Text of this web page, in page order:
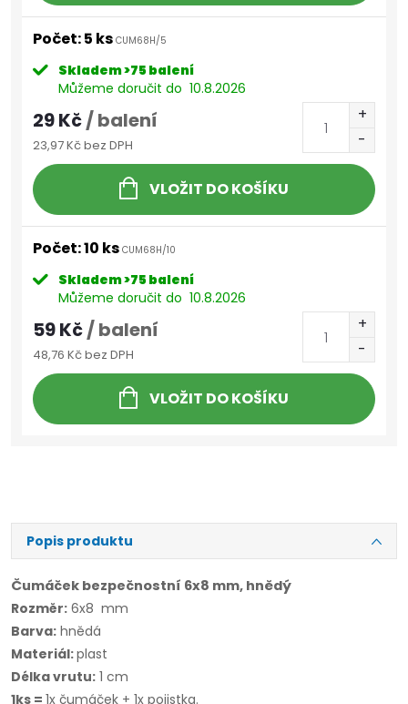
Počet: 5 ks CUM68H/5
Skladem>75 balení
Můžeme doručit do 10.8.2026
29 Kč/ balení
23,97 Kč bez DPH
VLOŽIT DO KOŠÍKU
Počet: 10 ks CUM68H/10
Skladem>75 balení
Můžeme doručit do 10.8.2026
59 Kč/ balení
48,76 Kč bez DPH
VLOŽIT DO KOŠÍKU
Popis produktu
Čumáček bezpečnostní 6x8 mm, hnědý
Rozměr: 6x8 mm
Barva: hnědá
Materiál:plast
Délka vrutu: 1 cm
1ks = 1x čumáček + 1x pojistka.